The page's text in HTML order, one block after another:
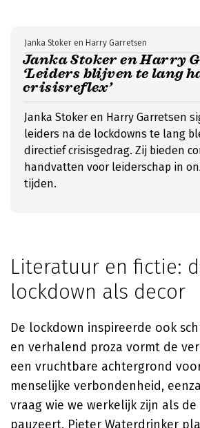
Janka Stoker en Harry
‘Leiders blijven te lang
crisisreflex’
Janka Stoker en Harry Garretsen
Janka Stoker en Harry Garretsen
leiders na de lockdowns te lang
directief crisisgedrag. Zij bieden
handvatten voor leiderschap in
tijden.
Literatuur en fictie:
lockdown als decor
De lockdown inspireerde ook
en verhalend proza vormt de
een vruchtbare achtergrond
menselijke verbondenheid,
vraag wie we werkelijk zijn als
pauzeert. Pieter Waterdrinker